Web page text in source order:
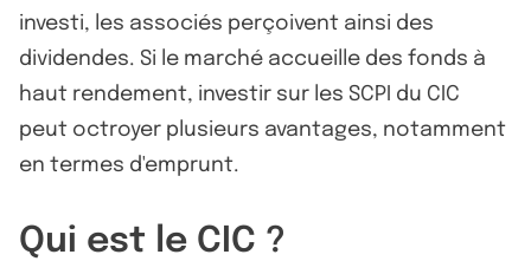
investi, les associés perçoivent ainsi des
dividendes. Si le marché accueille des fonds à
haut rendement, investir sur les SCPI du CIC
peut octroyer plusieurs avantages, notamment
en termes d'emprunt.
Qui est le CIC ?